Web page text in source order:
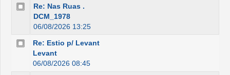
Re: Nas Ruas .
DCM_1978
06/08/2026 13:25
Re: Estio p/ Levant
Levant
06/08/2026 08:45